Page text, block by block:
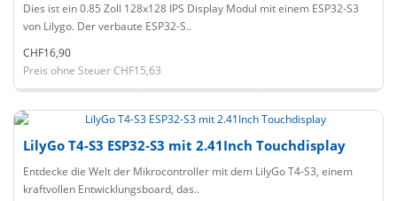
Dies ist ein 0.85 Zoll 128x128 IPS Display Modul mit einem ESP32-S3
von Lilygo. Der verbaute ESP32-S..
CHF16,90
Preis ohne Steuer CHF15,63
LilyGo T4-S3 ESP32-S3 mit 2.41Inch Touchdisplay
Entdecke die Welt der Mikrocontroller mit dem LilyGo T4-S3, einem
kraftvollen Entwicklungsboard, das..